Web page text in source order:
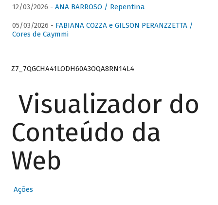
12/03/2026 - ANA BARROSO / Repentina
05/03/2026 - FABIANA COZZA e GILSON PERANZZETTA /
Cores de Caymmi
Z7_7QGCHA41LODH60A3OQA8RN14L4
Visualizador do
Conteúdo da
Web
Ações